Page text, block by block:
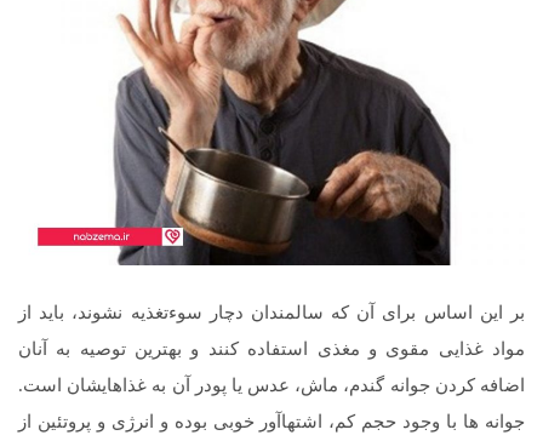
بر این اساس برای آن که سالمندان دچار سوءتغذیه نشوند، باید از
مواد غذایی مقوی و مغذی استفاده کنند و بهترین توصیه به آنان
اضافه کردن جوانه گندم، ماش، عدس یا پودر آن به غذاهایشان است.
جوانه‌ ها با وجود حجم کم‌، اشتهاآور خوبی بوده و انرژی و پروتئین از